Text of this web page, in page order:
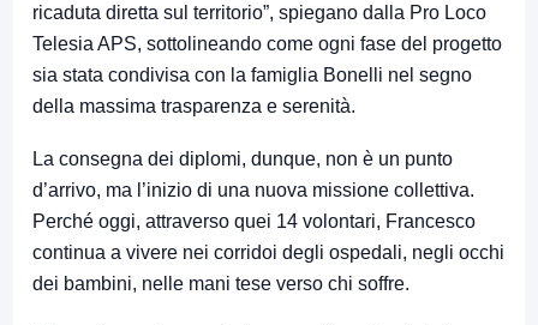
ricaduta diretta sul territorio”, spiegano dalla Pro Loco
Telesia APS, sottolineando come ogni fase del progetto
sia stata condivisa con la famiglia Bonelli nel segno
della massima trasparenza e serenità.
La consegna dei diplomi, dunque, non è un punto
d’arrivo, ma l’inizio di una nuova missione collettiva.
Perché oggi, attraverso quei 14 volontari, Francesco
continua a vivere nei corridoi degli ospedali, negli occhi
dei bambini, nelle mani tese verso chi soffre.